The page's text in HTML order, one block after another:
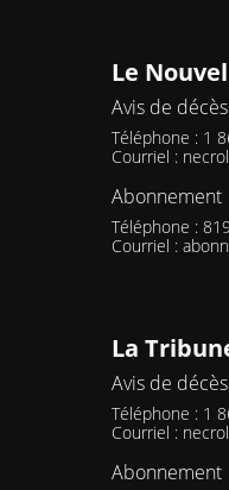
Le
Avis de décès
Téléphone : 1
Courriel :
Abonnement
Téléphone :
Courriel :
La
Avis de décès
Téléphone : 1
Courriel :
Abonnement